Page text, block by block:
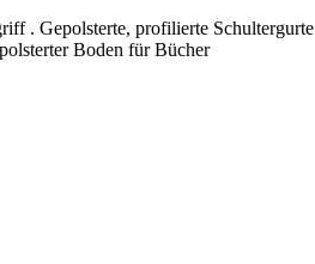
. Gepolsterte, profilierte
Boden für Bücher